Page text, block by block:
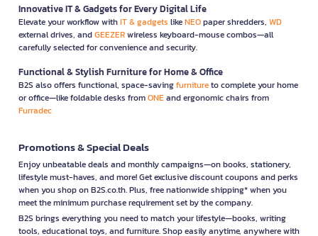
Innovative IT & Gadgets for Every Digital Life
Elevate your workflow withIT & gadgets likeNEOpaper shredders, WD
external drives, andGEEZERwireless keyboard-mouse combos—all
carefully selected for convenience and security.
Functional & Stylish Furniture for Home & Office
B2S also offers functional, space-savingfurnitureto complete your home
or office—like foldable desks fromONEand ergonomic chairs from
Furradec
Promotions & Special Deals
Enjoy unbeatable deals and monthly campaigns—on books, stationery,
lifestyle must-haves, and more! Get exclusive discount coupons and perks
when you shop on B2S.co.th. Plus, free nationwide shipping* when you
meet the minimum purchase requirement set by the company.
B2S brings everything you need to match your lifestyle—books, writing
tools, educational toys, and furniture. Shop easily anytime, anywhere with